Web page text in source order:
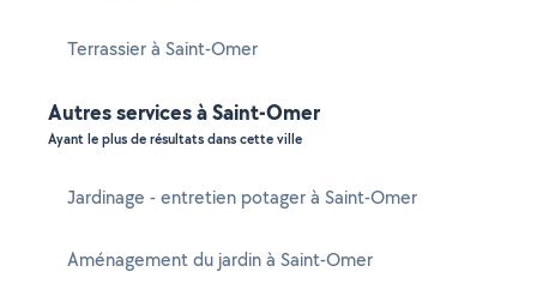
Terrassier à Saint-Omer
Autres services à Saint-Omer
Ayant le plus de résultats dans cette ville
Jardinage - entretien potager à Saint-Omer
Aménagement du jardin à Saint-Omer